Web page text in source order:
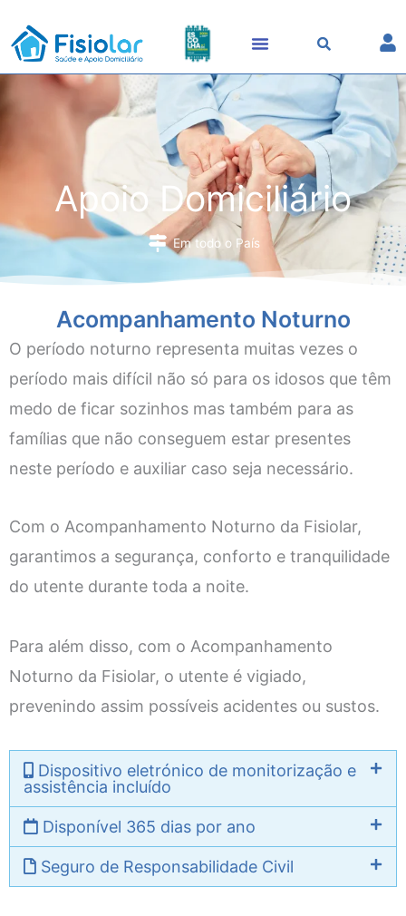
content
Apoio Domiciliário
Em todo o País
Acompanhamento Noturno
O período noturno representa muitas vezes o
período mais difícil não só para os idosos que têm
medo de ficar sozinhos mas também para as
famílias que não conseguem estar presentes
neste período e auxiliar caso seja necessário.
Com o Acompanhamento Noturno da Fisiolar,
garantimos a segurança, conforto e tranquilidade
do utente durante toda a noite.
Para além disso, com o Acompanhamento
Noturno da Fisiolar, o utente é vigiado,
prevenindo assim possíveis acidentes ou sustos.
Dispositivo eletrónico de monitorização e
assistência incluído
Disponível 365 dias por ano
Seguro de Responsabilidade Civil